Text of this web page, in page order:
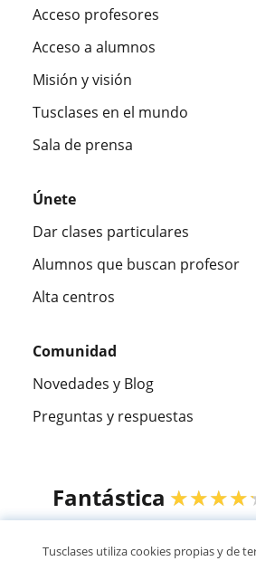
Acceso profesores
Acceso a alumnos
Misión y visión
Tusclases en el mundo
Sala de prensa
Únete
Dar clases particulares
Alumnos que buscan profesor
Alta centros
Comunidad
Novedades y Blog
Preguntas y respuestas
Fantástica
Tusclases utiliza cookies propias y de